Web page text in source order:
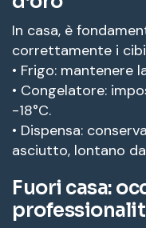
In casa, è
correttamente i
• Frigo: mantenere
• Congelatore:
-18°C.
• Dispensa:
asciutto, lontano
Fuori casa: